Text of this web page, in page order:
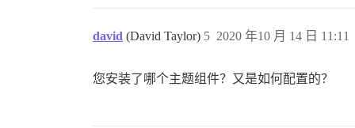
david (David Taylor) 2020 年10 月 14 日 11:11
5
您安装了哪个主题组件？又是如何配置的？